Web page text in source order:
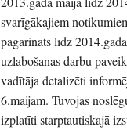
svarīgākajiem
pagarināts līdz
uzlabošanas darbu
vadītāja detalizēti
6.maijam. Tuvojas
izplatīti starptautiskajā